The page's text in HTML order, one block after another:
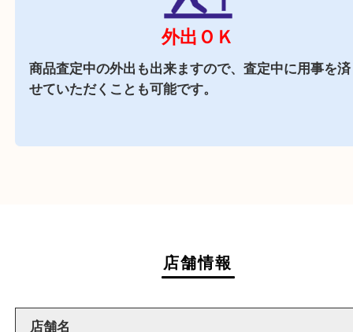
駐車場
週末
当店は週末も営業しております。平日にはご来店